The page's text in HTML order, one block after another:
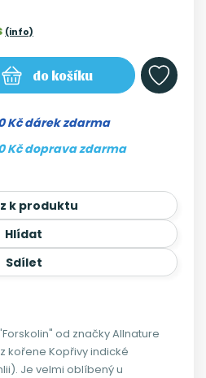
(info)
do košíku
Kč dárek zdarma
Kč doprava zdarma
k produktu
Hlídat
Sdílet
od značky Allnature
kořene Kopřivy indické
Je velmi oblíbený u